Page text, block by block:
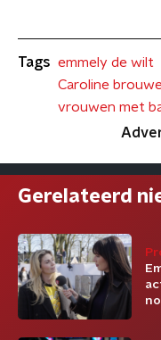
Tags emmely de wilt
Caroline
vrouwen met
Gerelateerd